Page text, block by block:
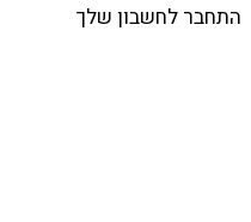
התחבר לחשבון שלך